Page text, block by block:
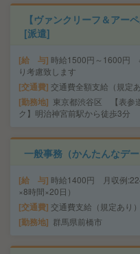
【ヴァンクリーフ＆ア
[派遣]
給 与 時給1500円～1600円
り考慮致します
交通費 交通費全額支給（規定あ
勤務地
東京都渋谷区 【表参
ク】明治神宮前駅から徒歩3分
一般事務（かんたんなデ
給 与 時給1400円 月収例
×8時間×20日）
交通費 交通費支給（規定あり）
勤務地 群馬県前橋市